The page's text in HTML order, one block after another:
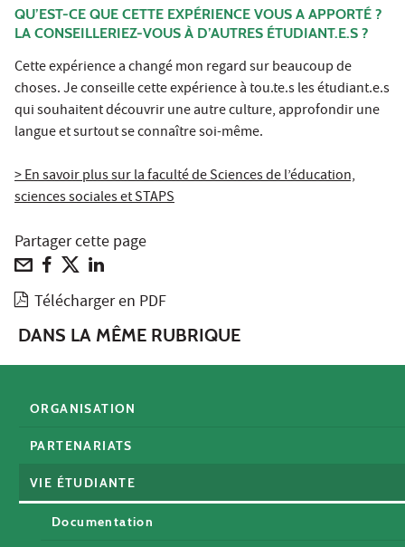
QU’EST-CE QUE CETTE EXPÉRIENCE VOUS A APPORTÉ ?
LA CONSEILLERIEZ-VOUS À D’AUTRES ÉTUDIANT.E.S ?
Cette expérience a changé mon regard sur beaucoup de
choses. Je conseille cette expérience à tou.te.s les étudiant.e.s
qui souhaitent découvrir une autre culture, approfondir une
langue et surtout se connaître soi-même.
> En savoir plus sur la faculté de Sciences de l’éducation,
sciences sociales et STAPS
Partager cette page
Télécharger en PDF
DANS LA MÊME RUBRIQUE
ORGANISATION
PARTENARIATS
VIE ÉTUDIANTE
Documentation